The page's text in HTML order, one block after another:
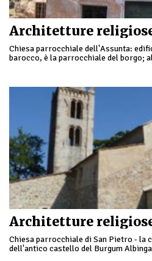
Chiesa parrocchiale dell'Assunta:
barocco, è la parrocchiale del borgo;
Chiesa parrocchiale di San Pietro - la
dell'antico castello del Burgum